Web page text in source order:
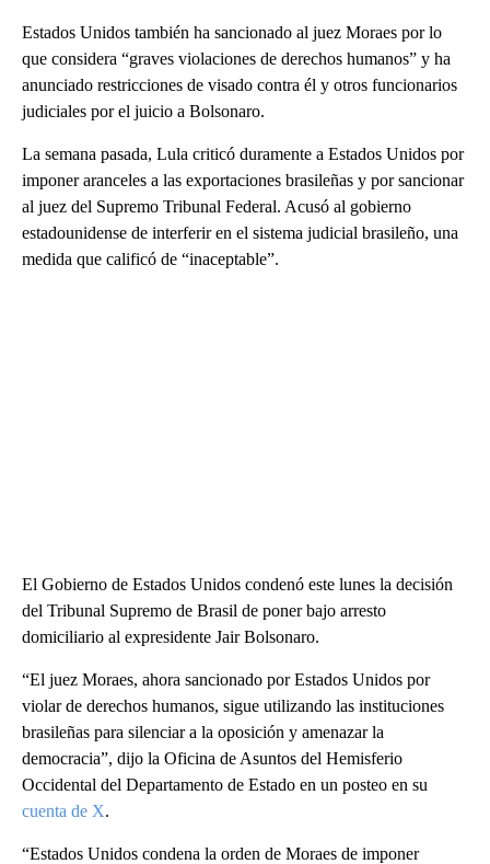
Estados Unidos también ha sancionado al juez Moraes por lo
que considera “graves violaciones de derechos humanos” y ha
anunciado restricciones de visado contra él y otros funcionarios
judiciales por el juicio a Bolsonaro.
La semana pasada, Lula criticó duramente a Estados Unidos por
imponer aranceles a las exportaciones brasileñas y por sancionar
al juez del Supremo Tribunal Federal. Acusó al gobierno
estadounidense de interferir en el sistema judicial brasileño, una
medida que calificó de “inaceptable”.
El Gobierno de Estados Unidos condenó este lunes la decisión
del Tribunal Supremo de Brasil de poner bajo arresto
domiciliario al expresidente Jair Bolsonaro.
“El juez Moraes, ahora sancionado por Estados Unidos por
violar de derechos humanos, sigue utilizando las instituciones
brasileñas para silenciar a la oposición y amenazar la
democracia”, dijo la Oficina de Asuntos del Hemisferio
Occidental del Departamento de Estado en un posteo en su
cuenta de X.
“Estados Unidos condena la orden de Moraes de imponer